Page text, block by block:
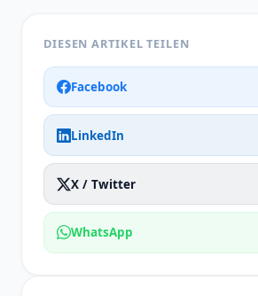
DIESEN ARTIKEL TEILEN
Facebook
LinkedIn
X / Twitter
WhatsApp